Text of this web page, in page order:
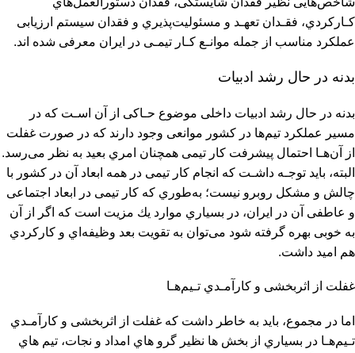
ﻛـﺎرﻛﺮدي، ﻓﻘـﺪان ﺗﻌﻬـﺪ و ﻣﺴﺌﻮﻟﻴﺖﭘﺬﻳﺮي و ﻓﻘﺪان ﺳﻴﺴﺘﻢ ارزﻳﺎﺑﻰ
ﻋﻤﻠﻜﺮد ﻣﻨﺎﺳﺐ از ﺟﻤﻠﻪ ﻣﻮاﻧـﻊ ﻛـﺎر ﺗﻴﻤـﻰ در اﻳﺮان ﻣﻌﺮﻓﻰ ﺷﺪه اﻧﺪ.
ﺑﺪﻧﻪ در ﺣﺎل رﺷﺪ ادﺑﻴﺎت
ﺑﺪﻧﻪ در ﺣﺎل رﺷﺪ ادﺑﻴﺎت داﺧﻠﻰ ﻣﻮﺿﻮع ﺣـﺎﻛﻰ از آن اﺳـﺖ ﻛﻪ در
ﻣﺴﻴﺮ ﻋﻤﻠﻜﺮد ﺗﻴﻢﻫﺎ در ﻛﺸﻮر ﻣﻮاﻧﻌﻰ وﺟﻮد دارﻧﺪ ﻛﻪ در ﺻﻮرت ﻏﻔﻠﺖ
از آنﻫـﺎ اﺣﺘﻤﺎل ﭘﻴﺸﺮﻓﺖ ﻛﺎر ﺗﻴﻤﻰ ﻫﻤﭽﻨﺎن اﻣﺮي ﺑﻌﻴﺪ ﺑﻪ ﻧﻈﺮ ﻣﻰرﺳﺪ.
اﻟﺒﺘﻪ، ﺑﺎﻳﺪ ﺗﻮﺟـﻪ داﺷـﺖ ﻛﻪ اﻧﺠﺎم ﻛﺎر ﺗﻴﻤﻰ در ﻫﻤﻪ اﺑﻌﺎد آن در ﻛﺸﻮر ﺑﺎ
ﭼﺎﻟﺶ و ﻣﺸﻜﻞ روﺑﺮو ﻧﻴﺴﺖ؛ ﺑﻪﻃﻮري ﻛﻪ ﻛﺎر ﺗﻴﻤﻰ در اﺑﻌﺎد اﺟﺘﻤﺎﻋﻰ
و ﻋﺎﻃﻔﻰ آن در اﻳﺮان، در ﺑﺴﻴﺎري ﻣﻮارد ﻳﻚ ﻣﺰﻳﺖ اﺳﺖ ﻛﻪ اﮔﺮ از آن
ﺑﻪ ﺧﻮﺑﻰ ﺑﻬﺮه ﮔﺮﻓﺘﻪ ﺷﻮد ﻣﻰﺗﻮان ﺑﻪ ﺗﻘﻮﻳﺖ ﺑﻌﺪ وﻇﻴﻔﻪاي و ﻛﺎرﻛﺮدي
ﻫﻢ اﻣﻴﺪ داﺷﺖ.
ﻏﻔﻠﺖ از اﺛﺮﺑﺨﺸﻰ و ﻛﺎرآﻣـﺪي ﺗـﻴﻢﻫـﺎ
اﻣﺎ در ﻣﺠﻤﻮع، ﺑﺎﻳﺪ ﺑﻪ ﺧﺎﻃﺮ داﺷﺖ ﻛﻪ ﻏﻔﻠﺖ از اﺛﺮﺑﺨﺸﻰ و ﻛﺎرآﻣـﺪي
ﺗـﻴﻢﻫـﺎ در بسياري از بخش ها نظير گرو هاي امداد و نجات، تيم هاي